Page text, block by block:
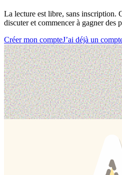
La lecture est libre, sans inscription.
discuter et commencer à gagner des
Créer mon compteJ’ai déjà un